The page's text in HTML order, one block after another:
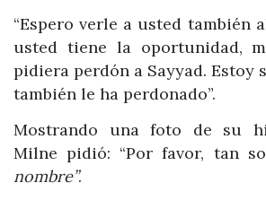
“Espero verle a usted también
usted tiene la oportunidad,
pidiera perdón a Sayyad. Estoy
también le ha perdonado”.
Mostrando una foto de su
Milne pidió: “Por favor, tan
nombre”.